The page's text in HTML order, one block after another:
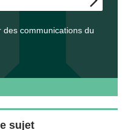
des communications du
sujet